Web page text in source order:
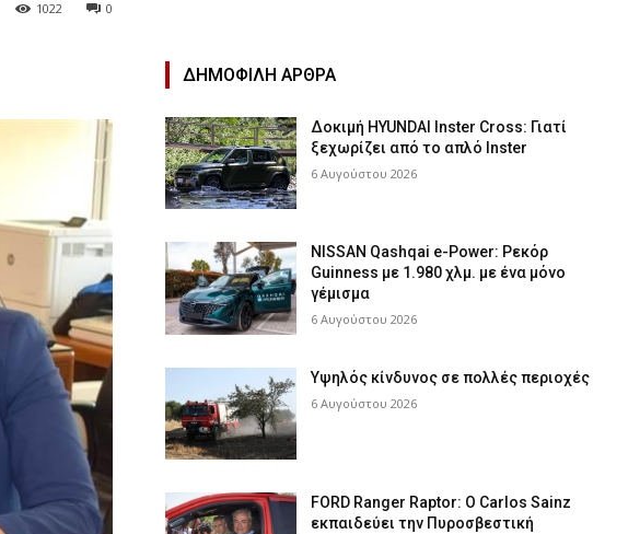
0
1022
ΔΗΜΟΦΙΛΉ ΑΡΘΡΑ
Δοκιμή HYUNDAI Inster Cross: Γιατί
ξεχωρίζει από το απλό Inster
6 Αυγούστου 2026
NISSAN Qashqai e-Power: Ρεκόρ
Guinness με 1.980 χλμ. με ένα μόνο
γέμισμα
6 Αυγούστου 2026
Υψηλός κίνδυνος σε πολλές περιοχές
6 Αυγούστου 2026
FORD Ranger Raptor: Ο Carlos Sainz
εκπαιδεύει την Πυροσβεστική